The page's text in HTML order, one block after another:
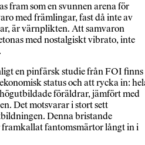
fram som en svunnen arena för
med främlingar, fast då inte av
är värnplikten. Att samvaron
med nostalgiskt vibrato, inte
en pinfärsk studie från FOI finns
status och att rycka in:
föräldrar, jämfört med
Det motsvarar i stort sett
Denna bristande
fantomsmärtor långt in i